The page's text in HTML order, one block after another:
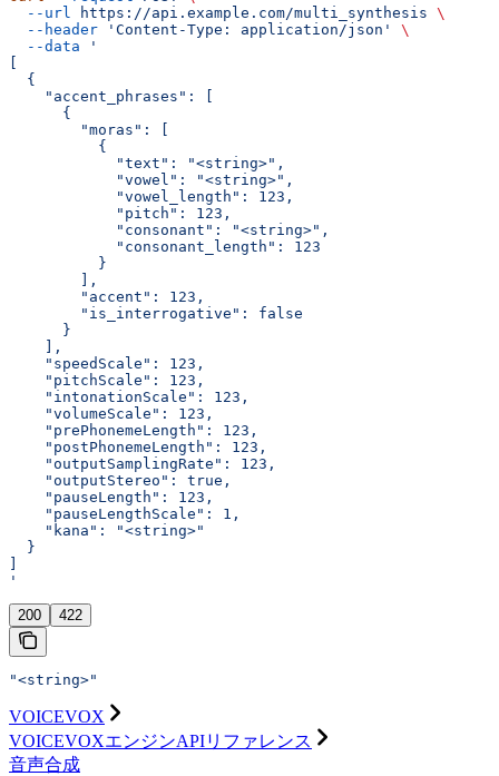
  --url
https://api.example.com/multi_synthesis \
  --header
'Content-Type: application/json'
\
  --data
'
[
  {
    "accent_phrases": [
      {
        "moras": [
          {
            "text": "<string>",
            "vowel": "<string>",
            "vowel_length": 123,
            "pitch": 123,
            "consonant": "<string>",
            "consonant_length": 123
          }
        ],
        "accent": 123,
        "is_interrogative": false
      }
    ],
    "speedScale": 123,
    "pitchScale": 123,
    "intonationScale": 123,
    "volumeScale": 123,
    "prePhonemeLength": 123,
    "postPhonemeLength": 123,
    "outputSamplingRate": 123,
    "outputStereo": true,
    "pauseLength": 123,
    "pauseLengthScale": 1,
    "kana": "<string>"
  }
]
'
200 422
"<string>"
VOICEVOX
VOICEVOXエンジンAPIリファレンス
音声合成